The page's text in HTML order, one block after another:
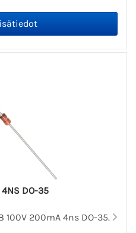
4NS DO-35
100V 200mA 4ns DO-35.